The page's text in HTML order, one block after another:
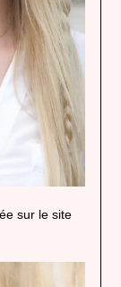
sur le site